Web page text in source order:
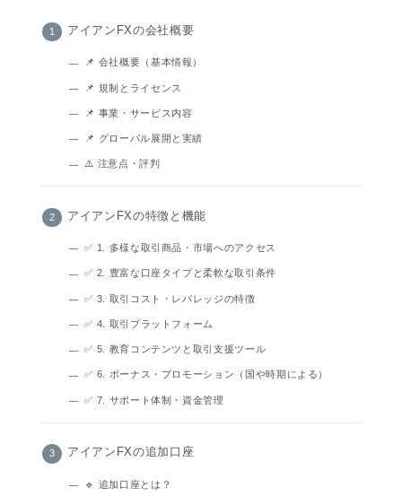
アイアンFXの会社概要
📌 会社概要（基本情報）
📌 規制とライセンス
📌 事業・サービス内容
📌 グローバル展開と実績
⚠️ 注意点・評判
アイアンFXの特徴と機能
✅ 1. 多様な取引商品・市場へのアクセス
✅ 2. 豊富な口座タイプと柔軟な取引条件
✅ 3. 取引コスト・レバレッジの特徴
✅ 4. 取引プラットフォーム
✅ 5. 教育コンテンツと取引支援ツール
✅ 6. ボーナス・プロモーション（国や時期による）
✅ 7. サポート体制・資金管理
アイアンFXの追加口座
🔹 追加口座とは？